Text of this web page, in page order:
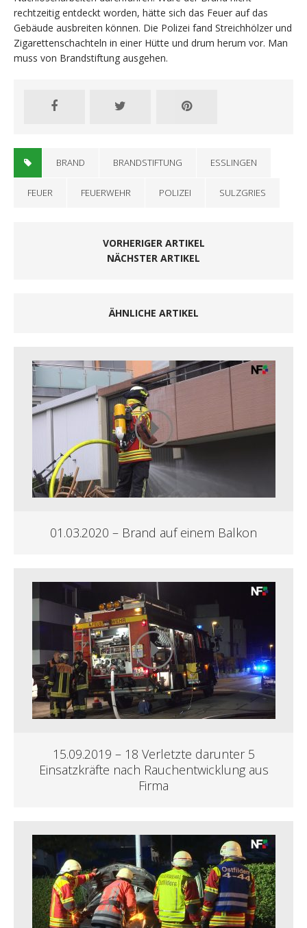
rechtzeitig entdeckt worden, hätte sich das Feuer auf das
Gebäude ausbreiten können. Die Polizei fand Streichhölzer und
Zigarettenschachteln in einer Hütte und drum herum vor. Man
muss von Brandstiftung ausgehen.
BRAND BRANDSTIFTUNG ESSLINGEN
FEUER FEUERWEHR POLIZEI SULZGRIES
VORHERIGER ARTIKEL
NÄCHSTER ARTIKEL
ÄHNLICHE ARTIKEL
01.03.2020 – Brand auf einem Balkon
15.09.2019 – 18 Verletzte darunter 5
Einsatzkräfte nach Rauchentwicklung aus
Firma